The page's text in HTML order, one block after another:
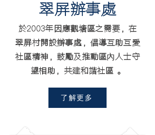
​翠屏辦事處
於2003年因應觀塘區之需要，在
翠屏村開設辦事處，倡導互助互愛
社區精神，鼓勵及推動區內人士守
望相助，共建和諧社區 。
了解更多